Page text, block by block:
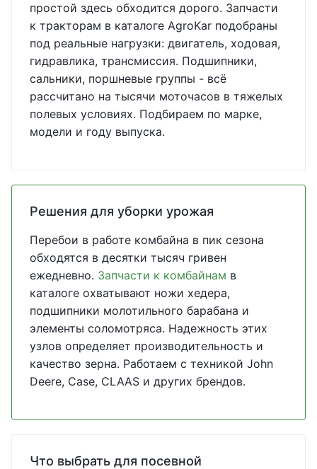
простой здесь обходится дорого. Запчасти
к тракторам в каталоге AgroKar подобраны
под реальные нагрузки: двигатель, ходовая,
гидравлика, трансмиссия. Подшипники,
сальники, поршневые группы - всё
рассчитано на тысячи моточасов в тяжелых
полевых условиях. Подбираем по марке,
модели и году выпуска.
Решения для уборки урожая
Перебои в работе комбайна в пик сезона
обходятся в десятки тысяч гривен
ежедневно. Запчасти к комбайнам в
каталоге охватывают ножи хедера,
подшипники молотильного барабана и
элементы соломотряса. Надежность этих
узлов определяет производительность и
качество зерна. Работаем с техникой John
Deere, Case, CLAAS и других брендов.
Что выбрать для посевной